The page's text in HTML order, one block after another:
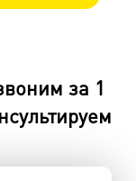
за 1